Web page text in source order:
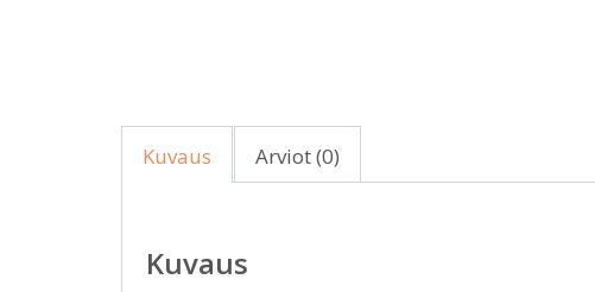
Kuvaus Arviot (0)
Kuvaus